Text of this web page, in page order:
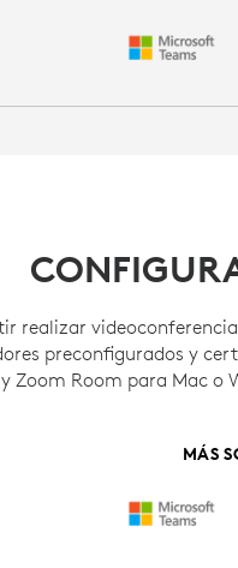
realizar
preconfigurados y
Zoom Room para Mac o
MÁS